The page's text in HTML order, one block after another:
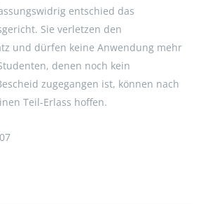
entschied das
Sie verletzen den
und dürfen keine Anwendung mehr
denen noch kein
zugegangen ist, können nach
Teil-Erlass hoffen.